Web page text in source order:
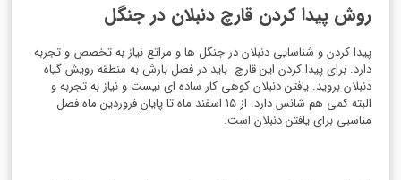
روش پيدا كردن قارچ دنبلان در جنگل
پیدا کردن و شناسایی دنبلان در جنگل ها و مراتع نیاز به تخصص و تجربه
دارد. برای پیدا کردن این قارچ باید در فصل بارش به منطقه رویش گیاه
دنبلان بروید. یافتن دنبلان کوهی کار ساده ای نیست و نیاز به تجربه و
البته کمی هم شانس دارد. از ۱۵ اسفند ماه تا پایان فروردین ماه فصل
مناسبی برای یافتن دنبلان است.